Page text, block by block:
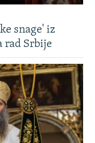
snage' iz
rad Srbije